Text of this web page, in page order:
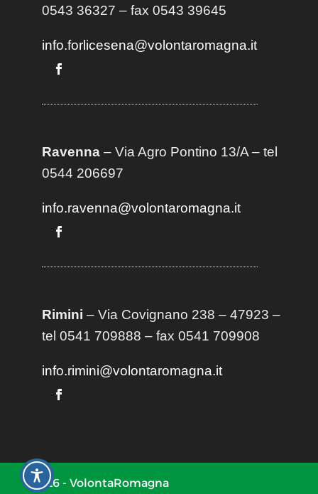
0543 36327 – fax 0543 39645
info.forlicesena@volontaromagna.it
Ravenna– Via Agro Pontino 13/A– tel
0544 206697
info.ravenna@volontaromagna.it
Rimini – Via Covignano 238 – 47923 –
tel 0541 709888 – fax 0541 709908
info.rimini@volontaromagna.it
2026 - VolontaRomagna